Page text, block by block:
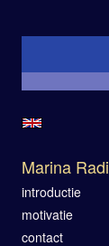
Marina
introductie
motivatie
contact